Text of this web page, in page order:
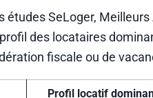
études SeLoger,
des locataires
fiscale ou de
Profil locatif